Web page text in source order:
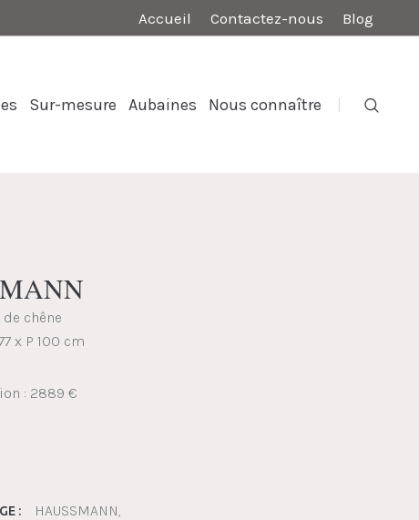
Accueil Contactez-nous Blog
Sur-mesure Aubaines Nous connaître
de chêne
x P 100 cm
: 2889 €
:
HAUSSMANN